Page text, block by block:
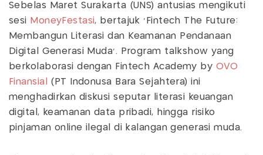
Sebelas Maret Surakarta (UNS) antusias mengikuti
sesi MoneyFestasi, bertajuk 'Fintech The Future:
Membangun Literasi dan Keamanan Pendanaan
Digital Generasi Muda'. Program talkshow yang
berkolaborasi dengan Fintech Academy by OVO
Finansial
(PT Indonusa Bara Sejahtera) ini
menghadirkan diskusi seputar literasi keuangan
digital, keamanan data pribadi, hingga risiko
pinjaman online ilegal di kalangan generasi muda.